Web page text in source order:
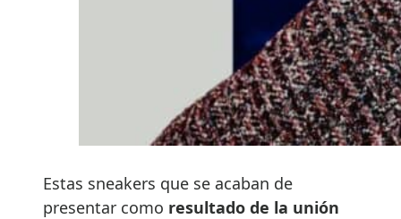
Estas sneakers que se acaban de
presentar como resultado de la unión